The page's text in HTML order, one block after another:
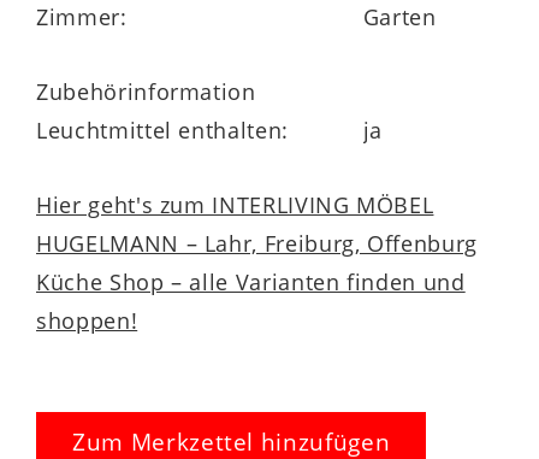
Zimmer:
Garten
Zubehörinformation
Leuchtmittel enthalten:
ja
Hier geht's zum INTERLIVING MÖBEL
HUGELMANN – Lahr, Freiburg, Offenburg
Küche Shop – alle Varianten finden und
shoppen!
Zum Merkzettel hinzufügen